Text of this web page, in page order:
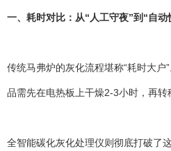
一、耗时对比：从“人工守夜”到“自动
传统马弗炉的灰化流程堪称“耗时大
品需先在电热板上干燥2-3小时，再
全智能碳化灰化处理仪则彻底打破了